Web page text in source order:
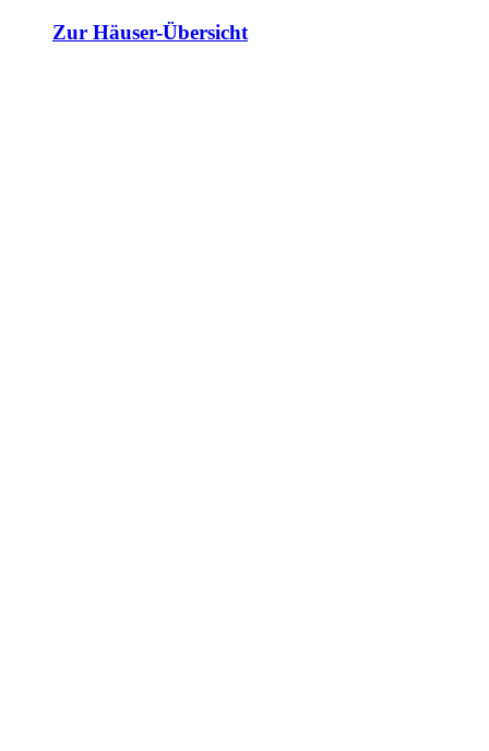
Zur Häuser-Übersicht